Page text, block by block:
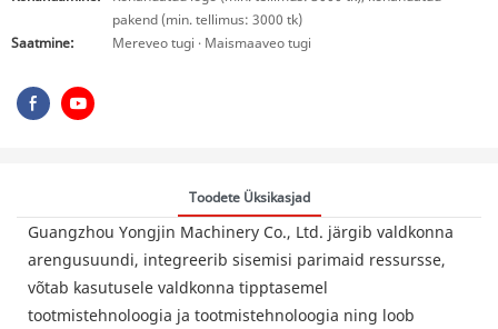
pakend (min. tellimus: 3000 tk)
Saatmine:
Mereveo tugi · Maismaaveo tugi
Toodete Üksikasjad
Guangzhou Yongjin Machinery Co., Ltd. järgib valdkonna
arengusuundi, integreerib sisemisi parimaid ressursse,
võtab kasutusele valdkonna tipptasemel
tootmistehnoloogia ja tootmistehnoloogia ning loob